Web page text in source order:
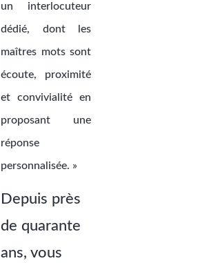
un interlocuteur
dédié, dont les
maîtres mots sont
écoute, proximité
et convivialité en
proposant une
réponse
personnalisée. »
Depuis près
de quarante
ans, vous